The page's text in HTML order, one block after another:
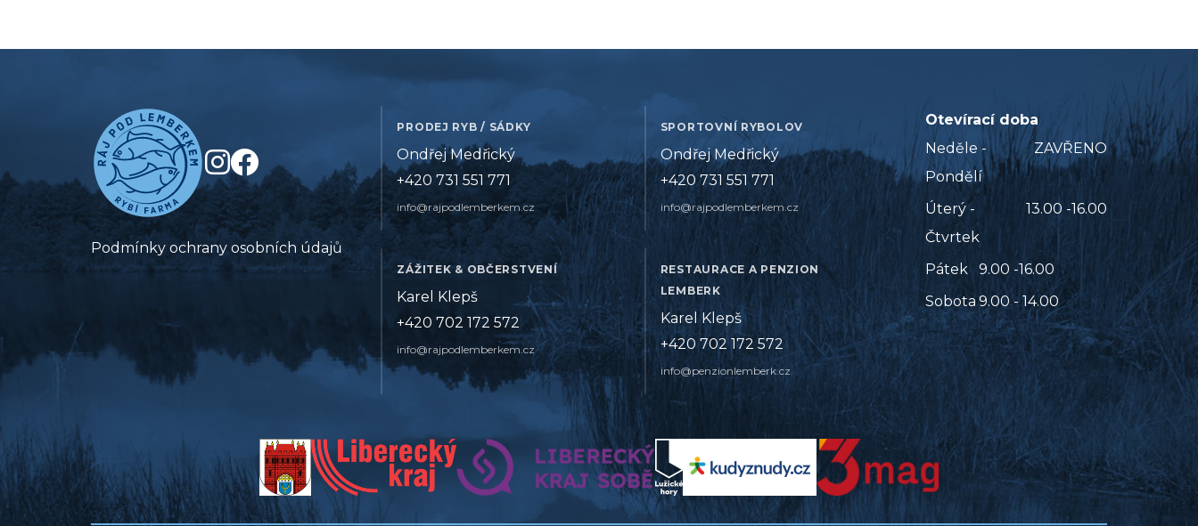
Podmínky ochrany osobních údajů
PRODEJ RYB / SÁDKY
Ondřej Medřický
+420 731 551 771
info@rajpodlemberkem.cz
SPORTOVNÍ RYBOLOV
Ondřej Medřický
+420 731 551 771
info@rajpodlemberkem.cz
ZÁŽITEK & OBČERSTVENÍ
Karel Klepš
+420 702 172 572
info@rajpodlemberkem.cz
RESTAURACE A PENZION
LEMBERK
Karel Klepš
+420 702 172 572
info@penzionlemberk.cz
Otevírací doba
Neděle -
Pondělí
ZAVŘENO
Úterý -
Čtvrtek
13.00 -16.00
Pátek
9.00 -16.00
Sobota9.00 - 14.00